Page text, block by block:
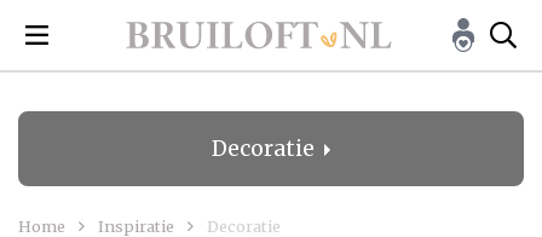
Decoratie
Home Inspiratie Decoratie